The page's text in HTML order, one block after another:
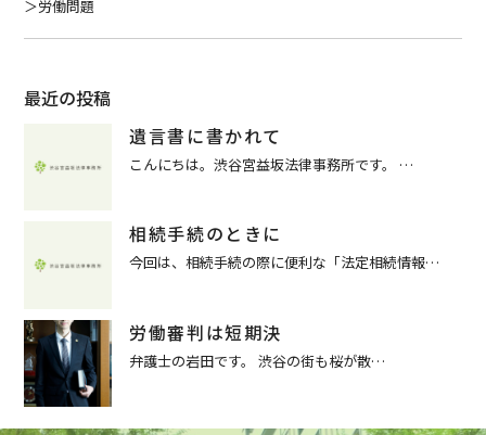
労働問題
最近の投稿
遺言書に書かれて
こんにちは。渋谷宮益坂法律事務所です。 …
相続手続のときに
今回は、相続手続の際に便利な「法定相続情報…
労働審判は短期決
弁護士の岩田です。 渋谷の街も桜が散…